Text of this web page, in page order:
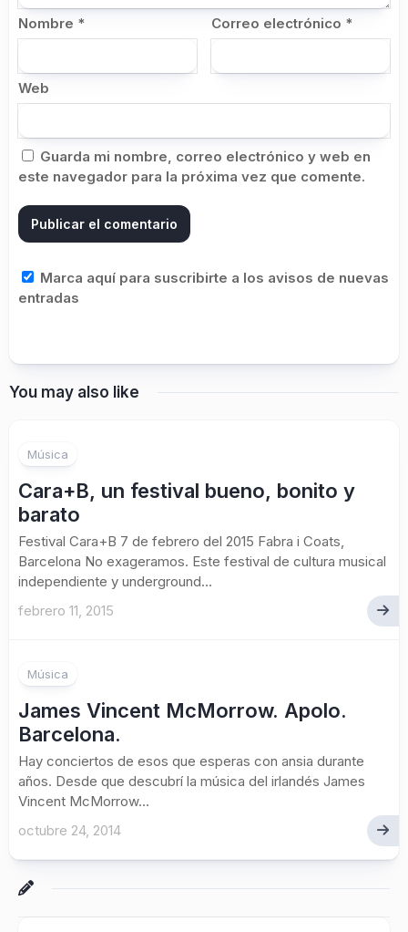
Nombre * Correo electrónico *
Web
Guarda mi nombre, correo electrónico y web en
este navegador para la próxima vez que comente.
Marca aquí para suscribirte a los avisos de nuevas
entradas
You may also like
Música
Cara+B, un festival bueno, bonito y
barato
Festival Cara+B 7 de febrero del 2015 Fabra i Coats,
Barcelona No exageramos. Este festival de cultura musical
independiente y underground...
febrero 11, 2015
Música
James Vincent McMorrow. Apolo.
Barcelona.
Hay conciertos de esos que esperas con ansia durante
años. Desde que descubrí la música del irlandés James
Vincent McMorrow...
octubre 24, 2014